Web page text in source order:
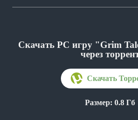
Скачать PC игру "Grim
через
Размер: 0.8 Гб